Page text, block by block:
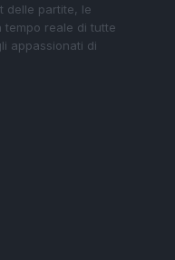
delle partite, le
tempo reale di tutte
appassionati di